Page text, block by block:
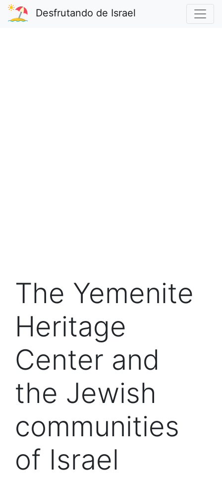
Desfrutando de Israel
The Yemenite
Heritage
Center and
the Jewish
communities
of Israel